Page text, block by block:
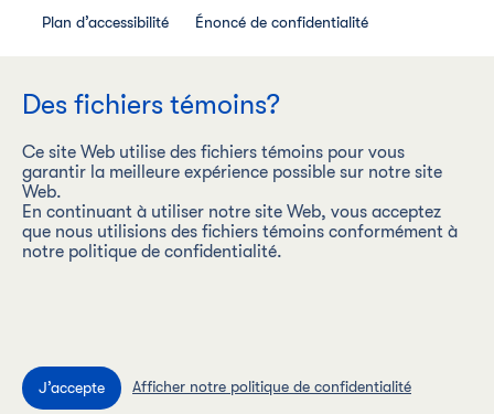
Plan d’accessibilité Énoncé de confidentialité
Les Aliments Maple Leaf Inc. (« Les Aliments Maple Leaf ») est
une entreprise carboneutre dont la vision est d’être l’entreprise
©2009–2026 Les Aliments Maple Leaf. Tous droits réservés.
Des fichiers témoins?
Ce site Web utilise des fichiers témoins pour vous
garantir la meilleure expérience possible sur notre site
Web.
En continuant à utiliser notre site Web, vous acceptez
que nous utilisions des fichiers témoins conformément à
notre politique de confidentialité.
Afficher notre politique de confidentialité